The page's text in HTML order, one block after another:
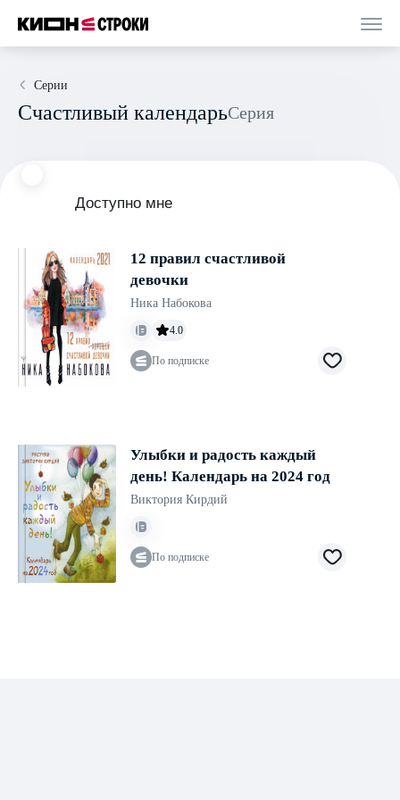
Серии
Счастливый календарь Серия
Доступно мне
12 правил счастливой
девочки
Ника Набокова
4.0
По подписке
Улыбки и радость каждый
день! Календарь на 2024 год
Виктория Кирдий
По подписке